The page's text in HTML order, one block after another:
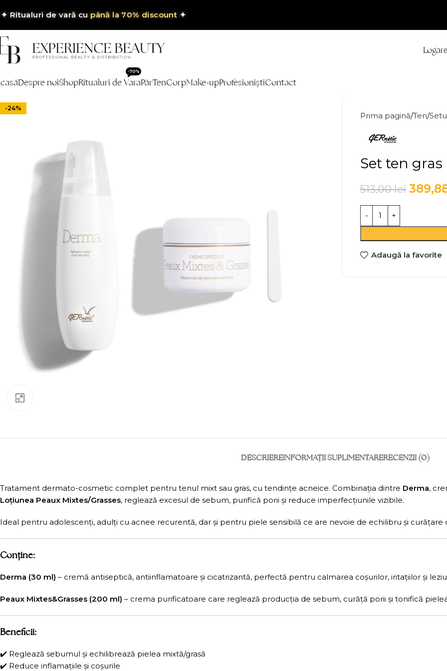
✦ Ritualuri de vară cupână la 70% discount ✦
Despre noiShopRitualuri de Vara
-70%
PărTenCorpMake-upProfesioniștiContact
-24%
Prima pagină Ten
Set ten gras
513,00lei
Adaugă la favorite
DESCRIEREINFORMAȚII SUPLIMENTARERECENZII (0)
Tratament dermato-cosmetic complet pentru tenul mixt sau gras, cu tendințe acneice. Combinația dintre Derma,
Loțiunea Peaux Mixtes/Grasses, reglează excesul de sebum, purifică porii și reduce imperfecțiunile vizibile.
Ideal pentru adolescenți, adulți cu acnee recurentă, dar și pentru piele sensibilă ce are nevoie de echilibru și curățare
Conține:
Derma (30 ml) – cremă antiseptică, antiinflamatoare și cicatrizantă, perfectă pentru calmarea coșurilor, iritațiilor și
Peaux Mixtes&Grasses (200 ml) – crema purificatoare care reglează producția de sebum, curăță porii și tonifică
Beneficii:
✔️ Reglează sebumul și echilibrează pielea mixtă/grasă
✔️ Reduce inflamațiile și coșurile